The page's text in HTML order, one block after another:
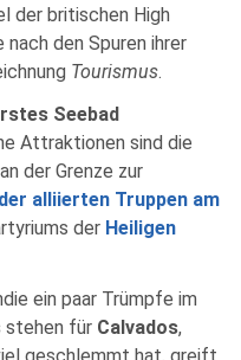
der britischen High
den Spuren ihrer
Tourismus.
Seebad
Attraktionen sind die
an der Grenze zur
alliierten Truppen am
der Heiligen
ein paar Trümpfe im
stehen für Calvados,